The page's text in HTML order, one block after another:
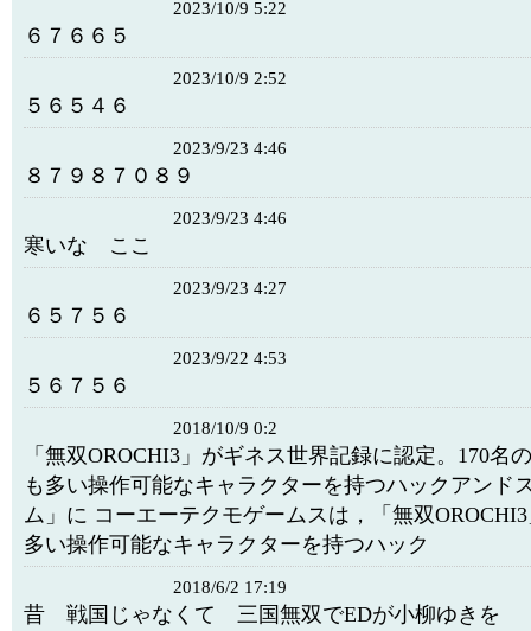
2023/10/9 5:22
６７６６５
2023/10/9 2:52
５６５４６
2023/9/23 4:46
８７９８７０８９
2023/9/23 4:46
寒いな ここ
2023/9/23 4:27
６５７５６
2023/9/22 4:53
５６７５６
2018/10/9 0:2
「無双OROCHI3」がギネス世界記録に認定。170名
も多い操作可能なキャラクターを持つハックアンド
ム」に コーエーテクモゲームスは，「無双
多い操作可能なキャラクターを持つハック
2018/6/2 17:19
昔 戦国じゃなくて 三国無双でEDが小柳ゆきを